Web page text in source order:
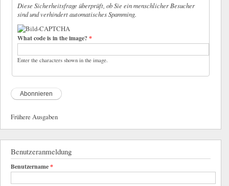
Diese Sicherheitsfrage überprüft, ob Sie ein menschlicher Besucher
sind und verhindert automatisches Spamming.
What code is in the image?*
Enter the characters shown in the image.
Frühere Ausgaben
Benutzeranmeldung
Benutzername*